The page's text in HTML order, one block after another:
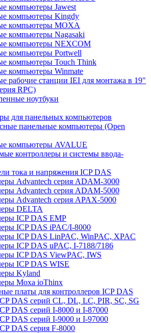
компьютеры Jawest
компьютеры Kingdy
компьютеры MOXA
компьютеры Nagasaki
компьютеры NEXCOM
компьютеры Portwell
компьютеры Touch Think
компьютеры Winmate
рабочие станции IEI для монтажа в 19"
RPC)
ноутбуки
для панельных компьютеров
панельные компьютеры (Open
компьютеры AVALUE
контроллеры и системы ввода-
тока и напряжения ICP DAS
Advantech серия ADAM-3000
Advantech серия ADAM-5000
Advantech серия APAX-5000
DELTA
ICP DAS EMP
ICP DAS iPAC/I-8000
ICP DAS LinPAC, WinPAC, XPAC
ICP DAS uPAC, I-7188/7186
ICP DAS ViewPAC, IWS
ICP DAS WISE
Kyland
Moxa ioThinx
платы для контроллеров ICP DAS
DAS серий CL, DL, LC, PIR, SC, SG
DAS серий I-8000 и I-87000
DAS серий I-9000 и I-97000
DAS серия F-8000